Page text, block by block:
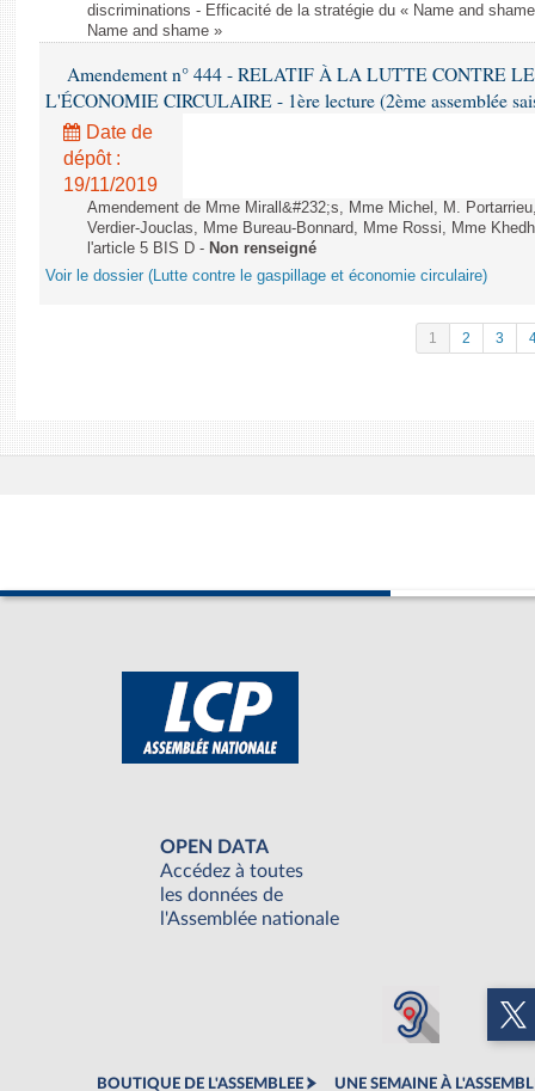
discriminations - Efficacité de la stratégie du « Name and
Name and shame »
Amendement n° 444 - RELATIF À LA LUTTE CONTRE
L'ÉCONOMIE CIRCULAIRE - 1ère lecture (2ème assemblée
Date de
dépôt :
19/11/2019
Amendement de Mme Mirall&#232;s, Mme Michel, M.
Verdier-Jouclas, Mme Bureau-Bonnard, Mme Rossi, Mme
l'article 5 BIS D - Non renseigné
Voir le dossier (Lutte contre le gaspillage et économie circulaire)
1 2 3
OPEN DATA
Accédez à toutes
les données de
l'Assemblée nationale
BOUTIQUE DE L'ASSEMBLEE UNE SEMAINE À